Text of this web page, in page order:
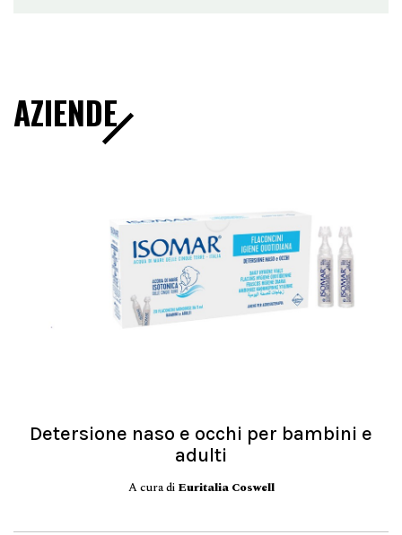
AZIENDE
Detersione naso e occhi per bambini e
adulti
A cura di Euritalia Coswell